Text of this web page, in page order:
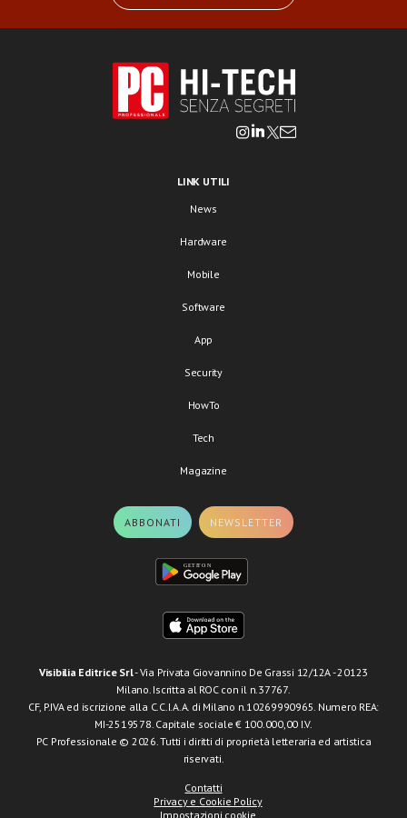
LINK UTILI
News
Hardware
Mobile
Software
App
Security
HowTo
Tech
Magazine
ABBONATI NEWSLETTER
Visibilia Editrice Srl- Via Privata Giovannino De Grassi 12/12A - 20123
Milano. Iscritta al ROC con il n.37767.
CF, P.IVA ed iscrizione alla C.C.I.A.A. di Milano n.10269990965. Numero REA:
MI-2519578. Capitale sociale € 100.000,00 I.V.
PC Professionale © 2026. Tutti i diritti di proprietà letteraria ed artistica
riservati.
Contatti
Privacy e Cookie Policy
Impostazioni cookie